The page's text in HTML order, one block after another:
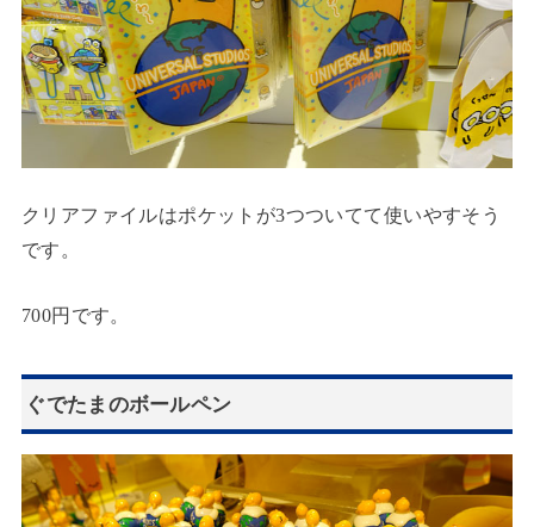
クリアファイルはポケットが3つついてて使いやすそう
です。
700円です。
ぐでたまのボールペン